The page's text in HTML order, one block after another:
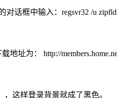
话框中输入：regsvr32 /u
为： http://members.home.net/
，这样登录背景就成了黑色。